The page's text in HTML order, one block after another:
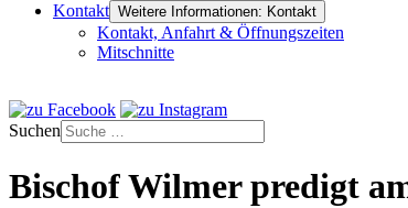
Kontakt Weitere Informationen: Kontakt
Kontakt, Anfahrt & Öffnungszeiten
Mitschnitte
Suchen
Bischof Wilmer predigt